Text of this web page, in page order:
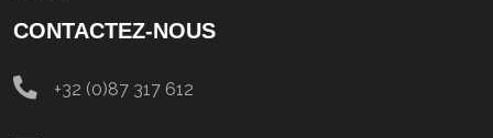
CONTACTEZ-NOUS
+32 (0)87 317 612